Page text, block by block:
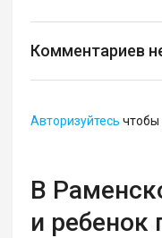
Комментариев
Авторизуйтесь чтобы
В
и ребенок